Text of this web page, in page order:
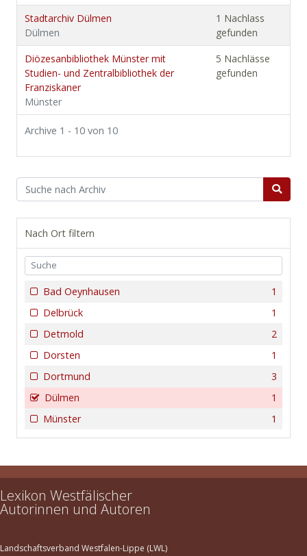
Stadtarchiv Dülmen
Dülmen
1 Nachlass
gefunden
Diözesanbibliothek Münster mit
Studien- und Zentralbibliothek der
Franziskaner
Münster
5 Nachlässe
gefunden
Archive 1 - 10 von 10
Nach Ort filtern
1
Bad Oeynhausen
1
Delbrück
2
Detmold
1
Dorsten
3
Dortmund
1
Dülmen
1
Münster
Lexikon Westfälischer
Autorinnen und Autoren
Landschaftsverband Westfalen-Lippe (LWL)